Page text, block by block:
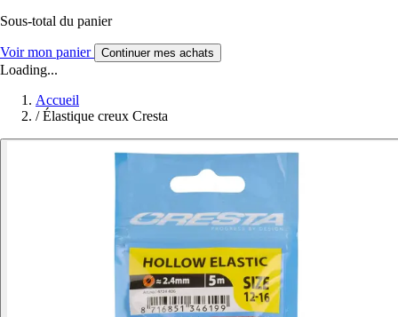
Sous-total du panier
Voir mon panier Continuer mes achats
Loading...
Accueil
/ Élastique creux Cresta